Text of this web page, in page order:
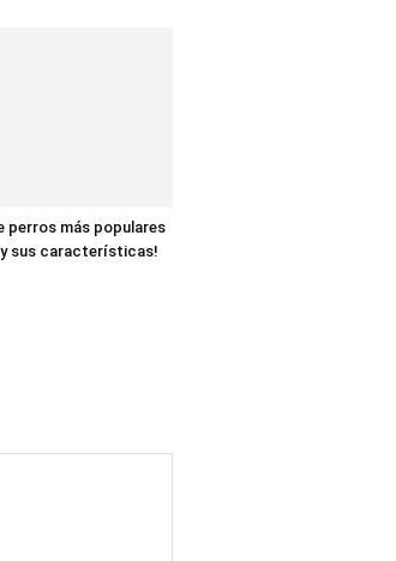
perros más populares
y sus características!